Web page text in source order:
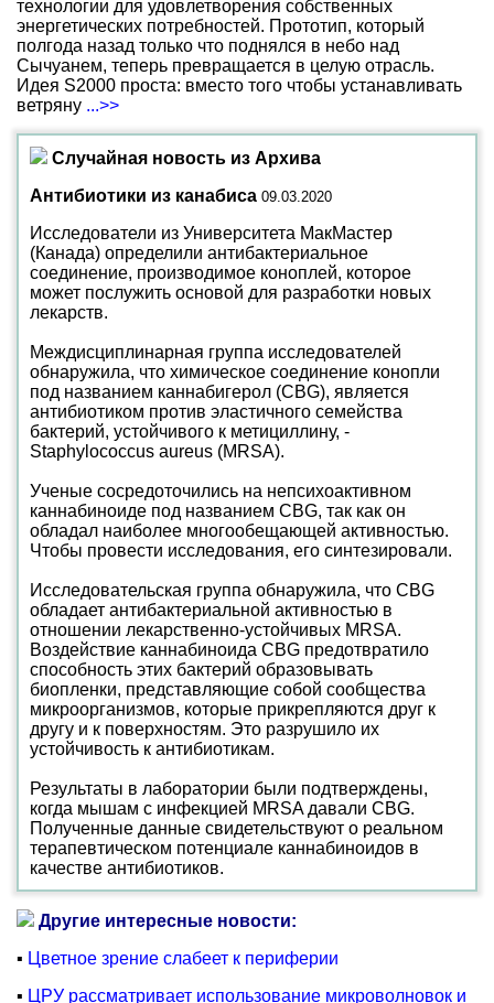
технологии для удовлетворения собственных
энергетических потребностей. Прототип, который
полгода назад только что поднялся в небо над
Сычуанем, теперь превращается в целую отрасль.
Идея S2000 проста: вместо того чтобы устанавливать
ветряну ...>>
Случайная новость из Архива
Антибиотики из канабиса 09.03.2020
Исследователи из Университета МакМастер
(Канада) определили антибактериальное
соединение, производимое коноплей, которое
может послужить основой для разработки новых
лекарств.
Междисциплинарная группа исследователей
обнаружила, что химическое соединение конопли
под названием каннабигерол (CBG), является
антибиотиком против эластичного семейства
бактерий, устойчивого к метициллину, -
Staphylococcus aureus (MRSA).
Ученые сосредоточились на непсихоактивном
каннабиноиде под названием CBG, так как он
обладал наиболее многообещающей активностью.
Чтобы провести исследования, его синтезировали.
Исследовательская группа обнаружила, что CBG
обладает антибактериальной активностью в
отношении лекарственно-устойчивых MRSA.
Воздействие каннабиноида CBG предотвратило
способность этих бактерий образовывать
биопленки, представляющие собой сообщества
микроорганизмов, которые прикрепляются друг к
другу и к поверхностям. Это разрушило их
устойчивость к антибиотикам.
Результаты в лаборатории были подтверждены,
когда мышам с инфекцией MRSA давали CBG.
Полученные данные свидетельствуют о реальном
терапевтическом потенциале каннабиноидов в
качестве антибиотиков.
Другие интересные новости:
▪ Цветное зрение слабеет к периферии
▪ ЦРУ рассматривает использование микроволновок и